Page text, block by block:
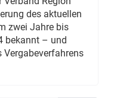
des aktuellen
zwei Jahre bis
bekannt – und
Vergabeverfahrens